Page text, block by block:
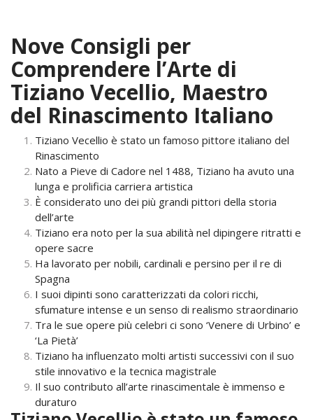
Nove Consigli per
Comprendere l’Arte di
Tiziano Vecellio, Maestro
del Rinascimento Italiano
Tiziano Vecellio è stato un famoso pittore italiano del
Rinascimento
Nato a Pieve di Cadore nel 1488, Tiziano ha avuto una
lunga e prolificia carriera artistica
È considerato uno dei più grandi pittori della storia
dell’arte
Tiziano era noto per la sua abilità nel dipingere ritratti e
opere sacre
Ha lavorato per nobili, cardinali e persino per il re di
Spagna
I suoi dipinti sono caratterizzati da colori ricchi,
sfumature intense e un senso di realismo straordinario
Tra le sue opere più celebri ci sono ‘Venere di Urbino’ e
‘La Pietà’
Tiziano ha influenzato molti artisti successivi con il suo
stile innovativo e la tecnica magistrale
Il suo contributo all’arte rinascimentale è immenso e
duraturo